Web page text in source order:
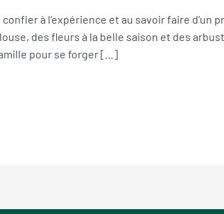
à l’expérience et au savoir faire d’un
des fleurs à la belle saison et des
pour se forger […]